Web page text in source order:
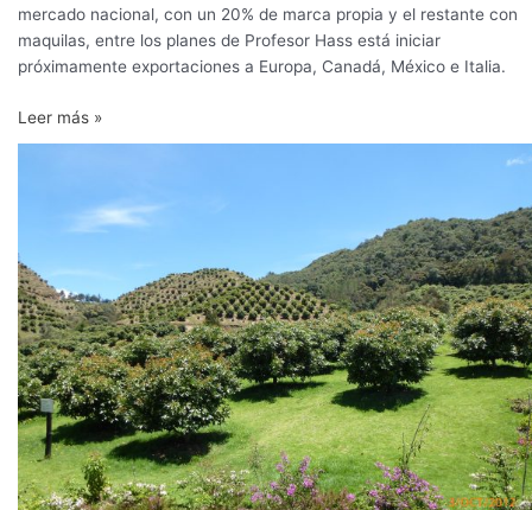
mercado nacional, con un 20% de marca propia y el restante con
maquilas, entre los planes de Profesor Hass está iniciar
próximamente exportaciones a Europa, Canadá, México e Italia.
Leer más »
exportaciones
aguacate
Hass:
Colombia
exportó
138.316
toneladas
en
2024